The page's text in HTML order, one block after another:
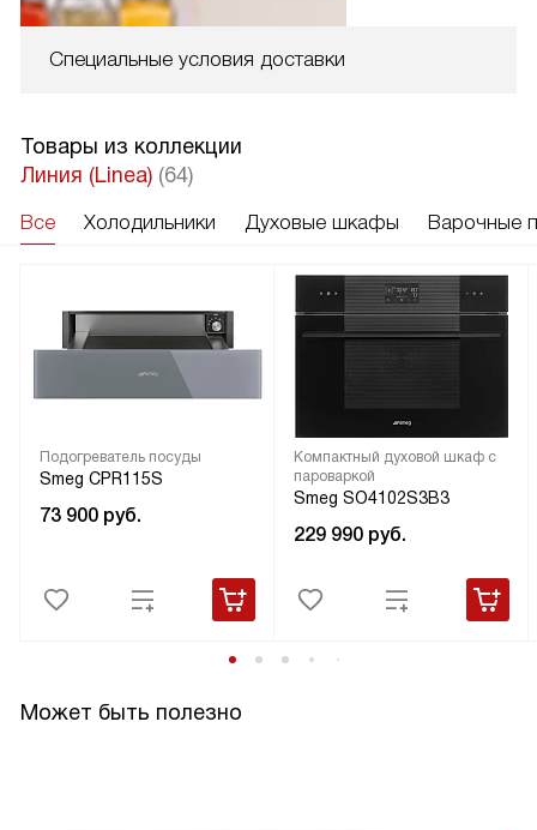
Специальные условия доставки
Товары из коллекции
Линия (Linea) (64)
Все Холодильники Духовые шкафы Варочные
Подогреватель посуды
Smeg CPR115S
73 900 руб.
Компактный духовой шкаф с
пароваркой
Smeg SO4102S3B3
229 990 руб.
Может быть полезно